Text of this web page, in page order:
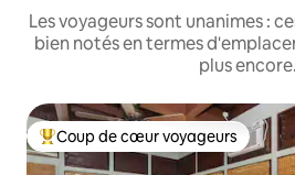
Les voyageurs sont unanimes :
bien notés en termes
plus encore.
Coups de cœur voyageurs les plus
Coup de cœur voyageurs